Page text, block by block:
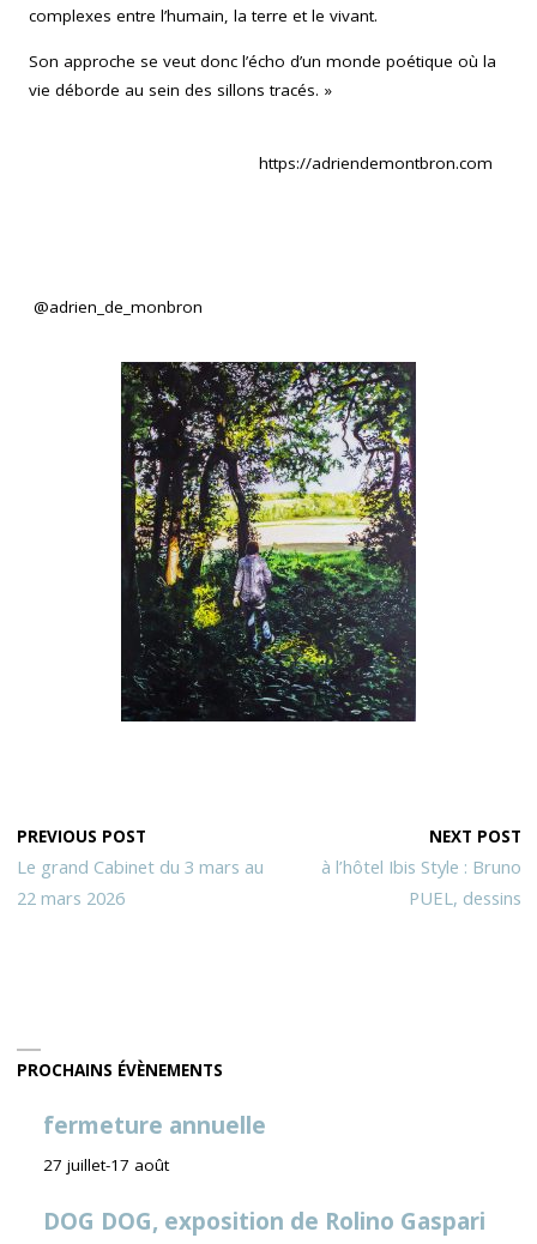
complexes entre l’humain, la terre et le vivant.
Son approche se veut donc l’écho d’un monde poétique où la
vie déborde au sein des sillons tracés. »
https://adriendemontbron.com
@adrien_de_monbron
PREVIOUS POST
Le grand Cabinet du 3 mars au
22 mars 2026
NEXT POST
à l’hôtel Ibis Style : Bruno
PUEL, dessins
PROCHAINS ÉVÈNEMENTS
fermeture annuelle
27 juillet-17 août
DOG DOG, exposition de Rolino Gaspari